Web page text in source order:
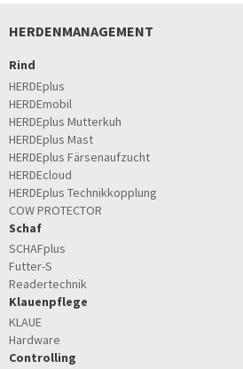
HERDENMANAGEMENT
Rind
HERDEplus
HERDEmobil
HERDEplus Mutterkuh
HERDEplus Mast
HERDEplus Färsenaufzucht
HERDEcloud
HERDEplus Technikkopplung
COW PROTECTOR
Schaf
SCHAFplus
Futter-S
Readertechnik
Klauenpflege
KLAUE
Hardware
Controlling